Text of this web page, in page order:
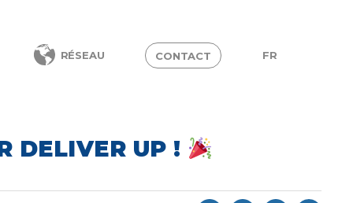
RÉSEAU CONTACT FR
DELIVER UP !